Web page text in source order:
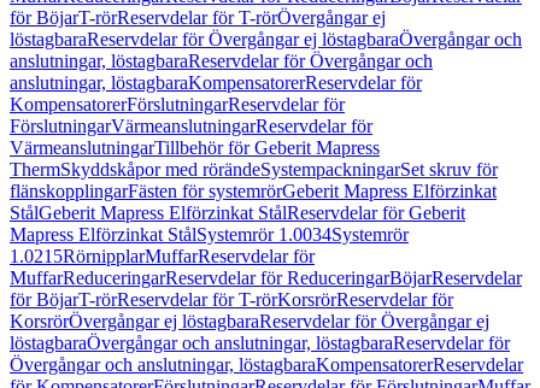
för BöjarT-rörReservdelar för T-rörÖvergångar ej
löstagbaraReservdelar för Övergångar ej löstagbaraÖvergångar och
anslutningar, löstagbaraReservdelar för Övergångar och
anslutningar, löstagbaraKompensatorerReservdelar för
KompensatorerFörslutningarReservdelar för
FörslutningarVärmeanslutningarReservdelar för
VärmeanslutningarTillbehör för Geberit Mapress
ThermSkyddskåpor med rörändeSystempackningarSet skruv för
flänskopplingarFästen för systemrörGeberit Mapress Elförzinkat
StålGeberit Mapress Elförzinkat StålReservdelar för Geberit
Mapress Elförzinkat StålSystemrör 1.0034Systemrör
1.0215RörnipplarMuffarReservdelar för
MuffarReduceringarReservdelar för ReduceringarBöjarReservdelar
för BöjarT-rörReservdelar för T-rörKorsrörReservdelar för
KorsrörÖvergångar ej löstagbaraReservdelar för Övergångar ej
löstagbaraÖvergångar och anslutningar, löstagbaraReservdelar för
Övergångar och anslutningar, löstagbaraKompensatorerReservdelar